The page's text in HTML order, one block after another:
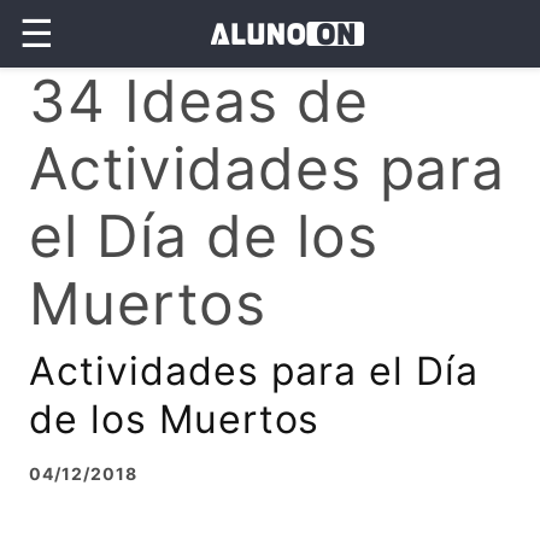
☰
34 Ideas de
Actividades para
el Día de los
Muertos
Actividades para el Día
de los Muertos
04/12/2018